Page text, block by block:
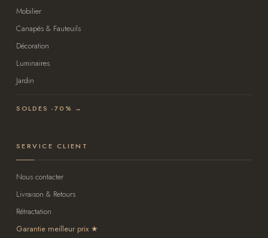
Mobilier
Canapés & Fauteuils
Décoration
Luminaires
Jardin
SOLDES -70% →
SERVICE CLIENT
Nous contacter
Livraison & Retours
Rétractation
Garantie meilleur prix